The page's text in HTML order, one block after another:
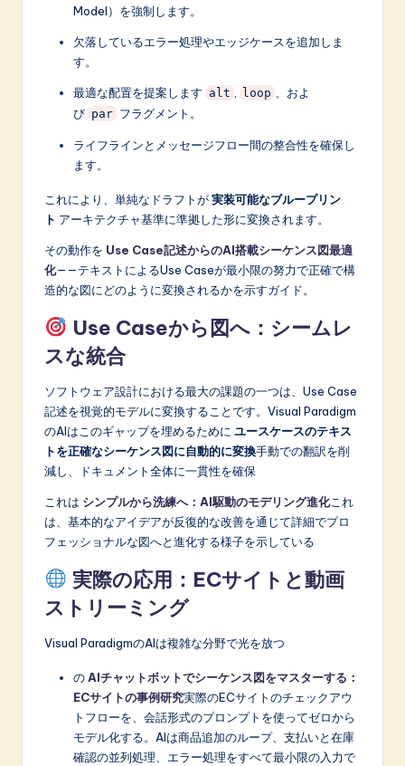
Model）を強制します。
欠落しているエラー処理やエッジケースを追加しま
す。
最適な配置を提案します alt loop
、およ
び par フラグメント。
ライフラインとメッセージフロー間の整合性を確保し
ます。
これにより、単純なドラフトが実装可能なブループリン
ト アーキテクチャ基準に準拠した形に変換されます。
その動作を Use Case記述からのAI搭載シーケンス図最適
化——テキストによるUse Caseが最小限の努力で正確で構
造的な図にどのように変換されるかを示すガイド。
Use Caseから図へ：シームレ
スな統合
ソフトウェア設計における最大の課題の一つは、Use Case
記述を視覚的モデルに変換することです。Visual Paradigm
のAIはこのギャップを埋めるために ユースケースのテキス
トを正確なシーケンス図に自動的に変換手動での翻訳を削
減し、ドキュメント全体に一貫性を確保
これは シンプルから洗練へ：AI駆動のモデリング進化これ
は、基本的なアイデアが反復的な改善を通じて詳細でプロ
フェッショナルな図へと進化する様子を示している
実際の応用：ECサイトと動画
ストリーミング
Visual ParadigmのAIは複雑な分野で光を放つ
のAIチャットボットでシーケンス図をマスターする：
ECサイトの事例研究実際のECサイトのチェックアウ
トフローを、会話形式のプロンプトを使ってゼロから
モデル化する。AIは商品追加のループ、支払いと在庫
確認の並列処理、エラー処理をすべて最小限の入力で